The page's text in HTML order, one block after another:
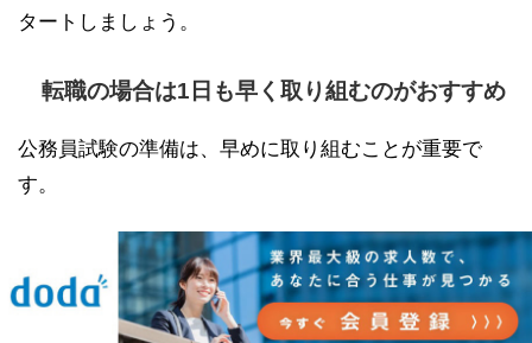
タートしましょう。
転職の場合は1日も早く取り組むのがおすすめ
公務員試験の準備は、早めに取り組むことが重要で
す。
試験範囲が広く、専門知識や教養が求められるため、
計画的な学習が必要です。